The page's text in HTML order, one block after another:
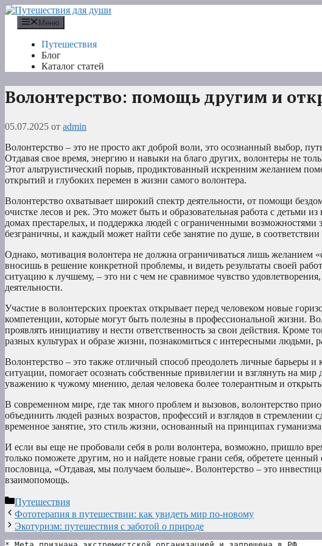
Перейти
содержимому
Меню
Путешествия
Блог
Каталог статей
Волонтерство: помощь другим и
05.07.2025 от admin
Волонтерство – это не просто акт доброй воли, это осознанный выбор,
Отдавая свое время, энергию и навыки на благо других, волонтеры не
Этот альтруистический порыв, продиктованный искренним желанием
открытий и глубоких перемен в жизни самого волонтера.
Волонтерство охватывает широкий спектр деятельности, от помощи
очистке лесов и рек. Это может быть и образовательная работа с детьми
домах престарелых, и поддержка людей с ограниченными возможностями
безграничны, и каждый может найти себе занятие по душе, в
Однако, мотивация волонтера не должна ограничиваться лишь желанием
вносишь в решение конкретной проблемы, и видеть результаты своей
ситуацию к лучшему, – это ни с чем не сравнимое чувство
деятельности.
Участие в волонтерских проектах открывает перед человеком новые
компетенции, которые могут быть полезны в профессиональной жизни.
проявлять инициативу и нести ответственность за свои действия. Кроме
разных культурах и образе жизни, познакомиться с интересными
Волонтерство – это также отличный способ преодолеть личные барьеры
ситуации, помогает осознать собственные привилегии и взглянуть на
уважению к чужому мнению, делая человека более толерантным и
В современном мире, где так много проблем и вызовов, волонтерство
объединить людей разных возрастов, профессий и взглядов в стремлении
временное занятие, это стиль жизни, основанный на принципах
И если вы еще не пробовали себя в роли волонтера, возможно, пришло
только поможете другим, но и найдете новые грани себя, обретете
пословица, «Отдавая, мы получаем больше». Волонтерство – это
взаимопомощь.
Рубрики
Путешествия
Фототерапия в путешествии: как увидеть мир по-новому
Экотуризм: путешествия с заботой о природе